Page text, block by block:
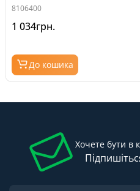
8106400
1 034грн.
До кошика
Хочете бути в